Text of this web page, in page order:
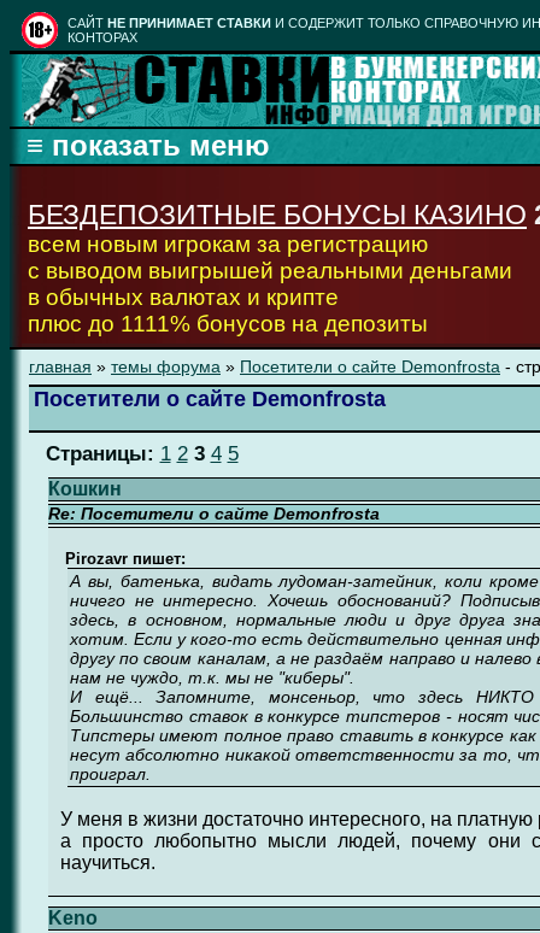
CАЙТ НЕ ПРИНИМАЕТ СТАВКИ И СОДЕРЖИТ ТОЛЬКО СПРАВОЧНУЮ
КОНТОРАХ
БЕЗДЕПОЗИТНЫЕ БОНУСЫ КАЗИНО
всем новым игрокам за регистрацию
с выводом выигрышей реальными деньгами
в обычных валютах и крипте
плюс до 1111% бонусов на депозиты
главная » темы форума » Посетители о сайте Demonfrosta -
Посетители о сайте Demonfrosta
Страницы: 1 2 3 4 5
Кошкин
Re: Посетители о сайте Demonfrosta
Pirozavr пишет:
А вы, батенька, видать лудоман-затейник, коли
ничего не интересно. Хочешь обоснований?
здесь, в основном, нормальные люди и друг друга
хотим. Если у кого-то есть действительно ценная
другу по своим каналам, а не раздаём направо и
нам не чуждо, т.к. мы не "киберы".
И ещё... Запомните, монсеньор, что здесь
Большинство ставок в конкурсе типстеров - носят
Типстеры имеют полное право ставить в конкурсе
несут абсолютно никакой ответственности за то,
проиграл.
У меня в жизни достаточно интересного, на платную
а просто любопытно мысли людей, почему они
научиться.
Keno